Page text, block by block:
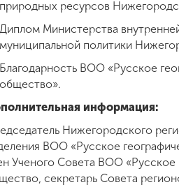
природных ресурсов
Диплом Министерства
муниципальной политики
Благодарность ВОО «Русское
общество».
информация:
Нижегородского
ВОО «Русское
Ученого Совета ВОО «Русское
секретарь Совета